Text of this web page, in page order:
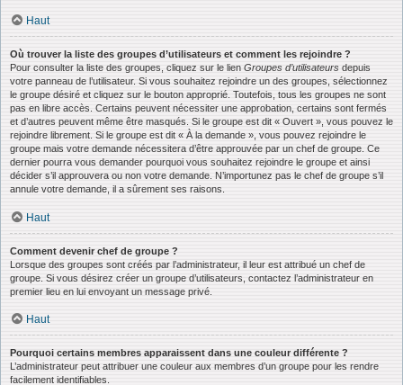
Haut
Où trouver la liste des groupes d’utilisateurs et comment les rejoindre ?
Pour consulter la liste des groupes, cliquez sur le lien Groupes d’utilisateurs depuis
votre panneau de l’utilisateur. Si vous souhaitez rejoindre un des groupes, sélectionnez
le groupe désiré et cliquez sur le bouton approprié. Toutefois, tous les groupes ne sont
pas en libre accès. Certains peuvent nécessiter une approbation, certains sont fermés
et d’autres peuvent même être masqués. Si le groupe est dit « Ouvert », vous pouvez le
rejoindre librement. Si le groupe est dit « À la demande », vous pouvez rejoindre le
groupe mais votre demande nécessitera d’être approuvée par un chef de groupe. Ce
dernier pourra vous demander pourquoi vous souhaitez rejoindre le groupe et ainsi
décider s’il approuvera ou non votre demande. N’importunez pas le chef de groupe s’il
annule votre demande, il a sûrement ses raisons.
Haut
Comment devenir chef de groupe ?
Lorsque des groupes sont créés par l’administrateur, il leur est attribué un chef de
groupe. Si vous désirez créer un groupe d’utilisateurs, contactez l’administrateur en
premier lieu en lui envoyant un message privé.
Haut
Pourquoi certains membres apparaissent dans une couleur différente ?
L’administrateur peut attribuer une couleur aux membres d’un groupe pour les rendre
facilement identifiables.